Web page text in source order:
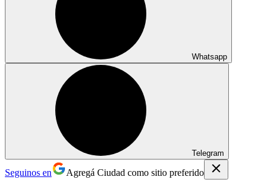
Whatsapp
Telegram
Seguinos en Agregá Ciudad como sitio preferido